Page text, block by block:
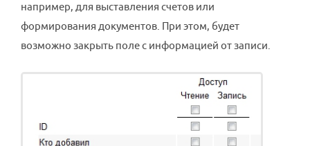
например, для выставления счетов или
формирования документов. При этом, будет
возможно закрыть поле с информацией от записи.